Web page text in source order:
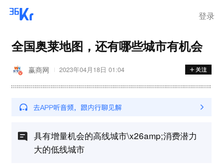
登录
全国奥莱地图，还有哪些城市有机会
赢商网 2023年04月18日 01:04
具有增量机会的高线城市\x26amp;消费潜力
大的低线城市